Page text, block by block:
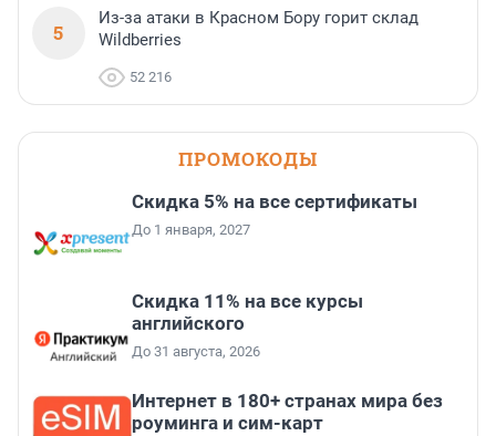
5
Из-за атаки в Красном Бору горит склад
Wildberries
52 216
ПРОМОКОДЫ
Скидка 5% на все сертификаты
До 1 января, 2027
Скидка 11% на все курсы
английского
До 31 августа, 2026
Интернет в 180+ странах мира без
роуминга и сим-карт